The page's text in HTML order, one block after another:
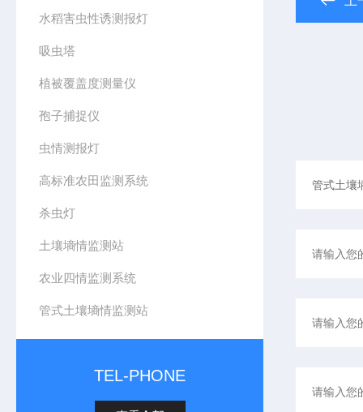
水稻害虫性诱测报灯
吸虫塔
植被覆盖度测量仪
孢子捕捉仪
虫情测报灯
高标准农田监测系统
杀虫灯
土壤墒情监测站
农业四情监测系统
管式土壤墒情监测站
TEL-PHONE